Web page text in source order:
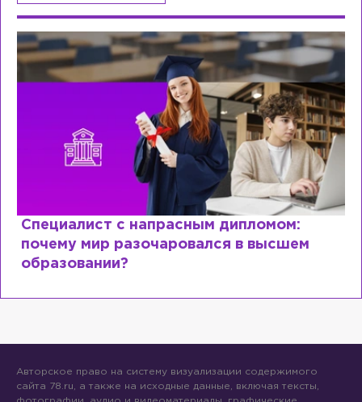
Специалист с напрасным дипломом:
почему мир разочаровался в высшем
образовании?
Авторское право на систему визуализации содержимого
сайта 78.ru, а также на исходные данные, включая тексты,